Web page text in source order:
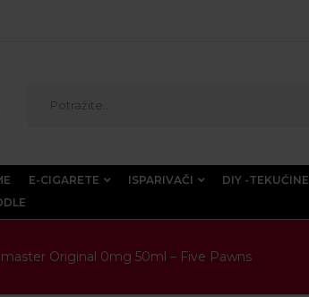
E-CIGARETE ISPARIVAČI DIY -TEKUĆINE
Original 0mg 50ml – Five Pawns